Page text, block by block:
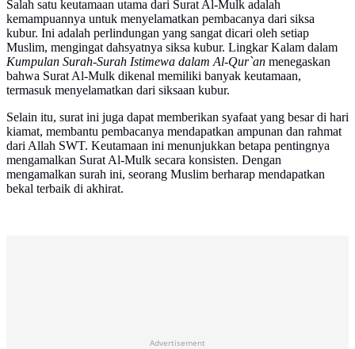
Salah satu keutamaan utama dari Surat Al-Mulk adalah
kemampuannya untuk menyelamatkan pembacanya dari siksa
kubur. Ini adalah perlindungan yang sangat dicari oleh setiap
Muslim, mengingat dahsyatnya siksa kubur. Lingkar Kalam dalam
Kumpulan Surah-Surah Istimewa dalam Al-Qur`an menegaskan
bahwa Surat Al-Mulk dikenal memiliki banyak keutamaan,
termasuk menyelamatkan dari siksaan kubur.
Selain itu, surat ini juga dapat memberikan syafaat yang besar di hari
kiamat, membantu pembacanya mendapatkan ampunan dan rahmat
dari Allah SWT. Keutamaan ini menunjukkan betapa pentingnya
mengamalkan Surat Al-Mulk secara konsisten. Dengan
mengamalkan surah ini, seorang Muslim berharap mendapatkan
bekal terbaik di akhirat.
Advertisement